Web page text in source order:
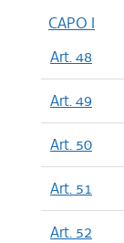
CAPO I
Art. 48
Art. 49
Art. 50
Art. 51
Art. 52